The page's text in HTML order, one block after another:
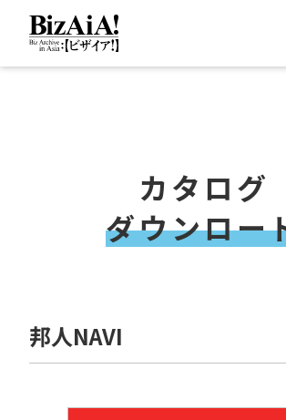
カタログ
ダウンロー
邦人NAVI